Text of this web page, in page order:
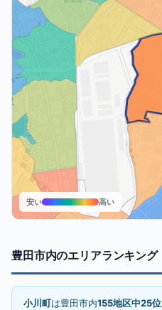
安い 高い
豊田市内のエリアランキング
小川町は豊田市内155地区中25位